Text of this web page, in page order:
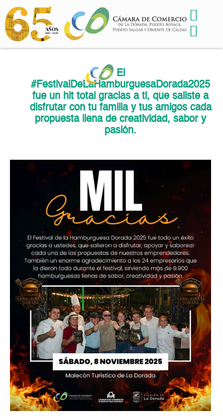
El
#FestivalDeLaHamburguesaDorada2025
fue un hit total gracias a ti, que saliste a
disfrutar con tu familia y tus amigos cada
propuesta llena de creatividad, sabor y
pasión.